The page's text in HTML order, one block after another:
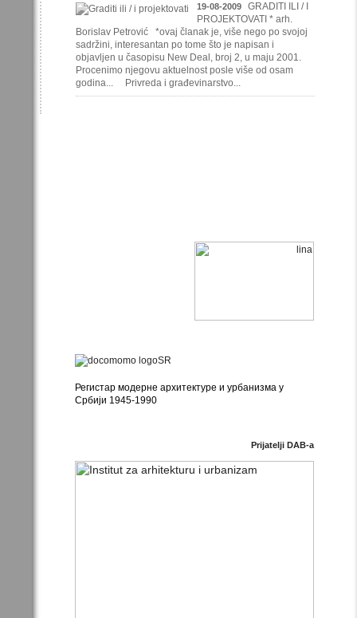
19-08-2009
GRADITI ILI / I
PROJEKTOVATI * arh.
Borislav Petrović *ovaj članak je, više nego po svojoj
sadržini, interesantan po tome što je napisan i
objavljen u časopisu New Deal, broj 2, u maju 2001.
Procenimo njegovu aktuelnost posle više od osam
godina... Privreda i građevinarstvo...
Регистар модерне архитектуре и урбанизма у
Србији 1945-1990
Prijatelji DAB-a